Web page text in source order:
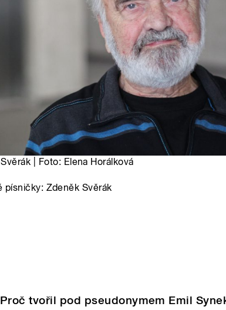
| Foto: Elena Horálková
písničky: Zdeněk Svěrák
Proč tvořil pod pseudonymem Emil